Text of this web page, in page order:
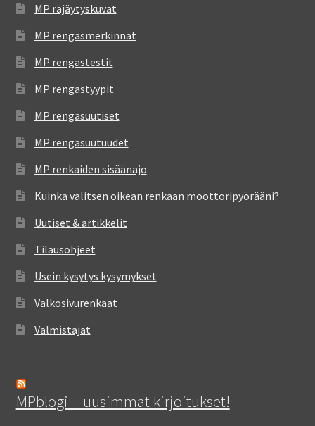
MP räjäytyskuvat
MP rengasmerkinnät
MP rengastestit
MP rengastyypit
MP rengasuutiset
MP rengasuutuudet
MP renkaiden sisäänajo
Kuinka valitsen oikean renkaan moottoripyörääni?
Uutiset & artikkelit
Tilausohjeet
Usein kysytys kysymykset
Valkosivurenkaat
Valmistajat
MPblogi – uusimmat kirjoitukset!